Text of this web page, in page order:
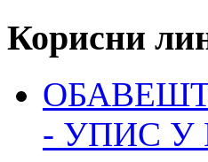
Корисни
- УПИС У